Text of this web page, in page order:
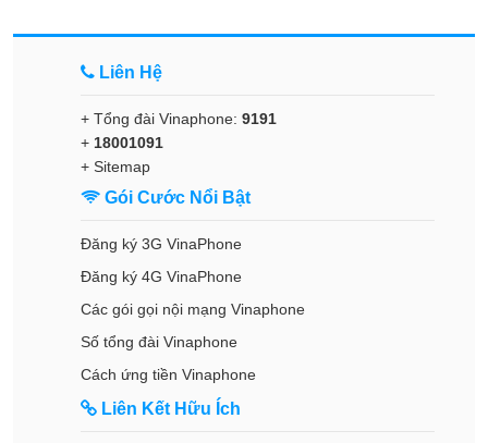
Liên Hệ
+ Tổng đài Vinaphone: 9191
+ 18001091
+ Sitemap
Gói Cước Nổi Bật
Đăng ký 3G VinaPhone
Đăng ký 4G VinaPhone
Các gói gọi nội mạng Vinaphone
Số tổng đài Vinaphone
Cách ứng tiền Vinaphone
Liên Kết Hữu Ích